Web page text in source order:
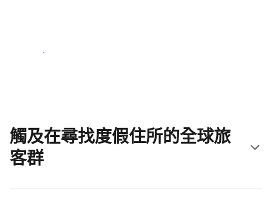
立即開始吧
觸及在尋找度假住所的全球旅
客群